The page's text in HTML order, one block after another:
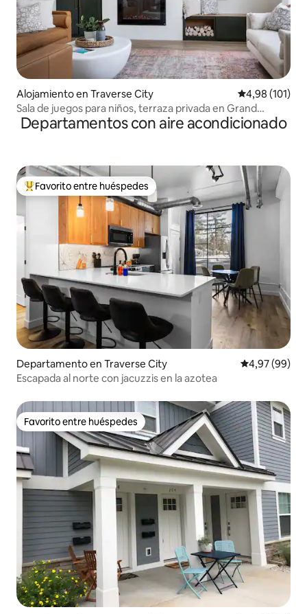
Alojamiento en Traverse City Calificación
4,98 (101)
Sala de juegos para niños, terraza privada en Grand
Traverse Bay
Departamentos con aire acondicionado
Favorito entre los huéspedes más destacados
Favorito entre huéspedes
Departamento en Traverse City Calificación
4,97 (99)
Escapada al norte con jacuzzis en la azotea
Favorito entre huéspedes
Favorito entre huéspedes